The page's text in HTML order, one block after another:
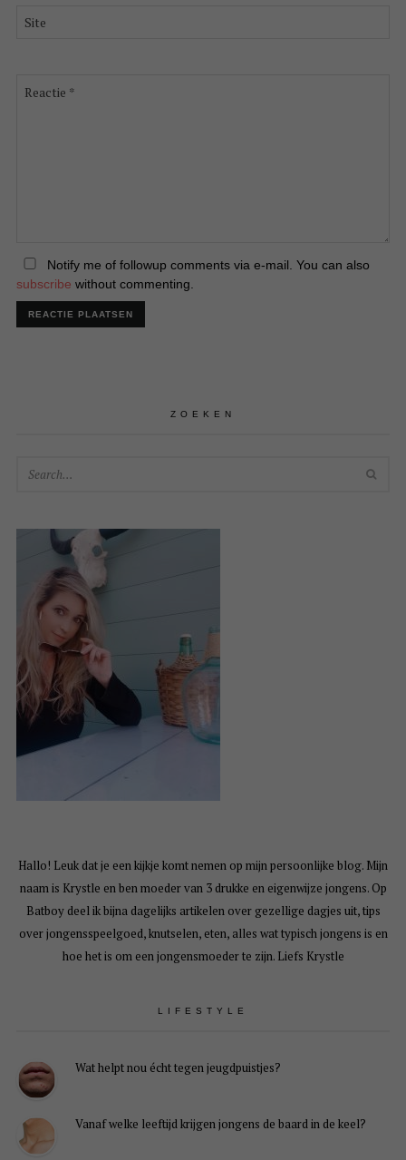
Notify me of followup comments via e-mail. You can also
subscribe without commenting.
ZOEKEN
Hallo! Leuk dat je een kijkje komt nemen op mijn persoonlijke blog. Mijn
naam is Krystle en ben moeder van 3 drukke en eigenwijze jongens. Op
Batboy deel ik bijna dagelijks artikelen over gezellige dagjes uit, tips
over jongensspeelgoed, knutselen, eten, alles wat typisch jongens is en
hoe het is om een jongensmoeder te zijn. Liefs Krystle
LIFESTYLE
Wat helpt nou écht tegen jeugdpuistjes?
Vanaf welke leeftijd krijgen jongens de baard in de keel?